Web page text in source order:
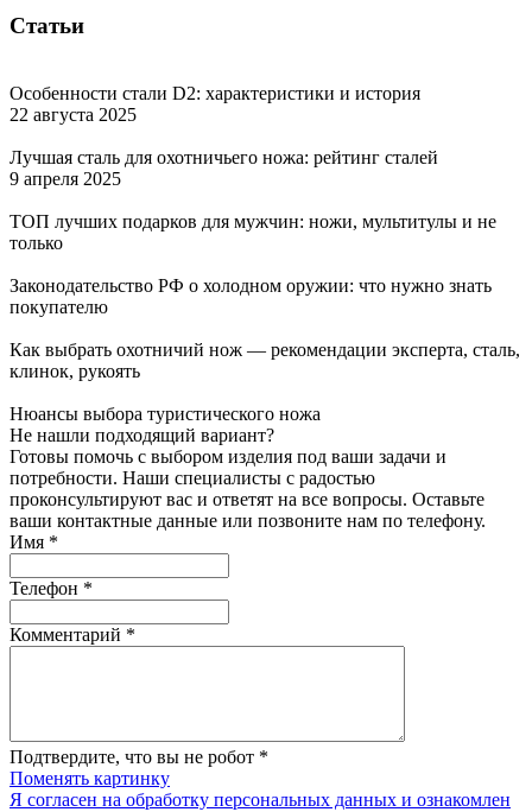
Статьи
Особенности стали D2: характеристики и история
22 августа 2025
Лучшая сталь для охотничьего ножа: рейтинг сталей
9 апреля 2025
ТОП лучших подарков для мужчин: ножи, мультитулы и не
только
Законодательство РФ о холодном оружии: что нужно знать
покупателю
Как выбрать охотничий нож — рекомендации эксперта, сталь,
клинок, рукоять
Нюансы выбора туристического ножа
Не нашли подходящий вариант?
Готовы помочь с выбором изделия под ваши задачи и
потребности. Наши специалисты с радостью
проконсультируют вас и ответят на все вопросы. Оставьте
ваши контактные данные или позвоните нам по телефону.
Имя *
Телефон *
Комментарий *
Подтвердите, что вы не робот *
Поменять картинку
Я согласен на обработку персональных данных и ознакомлен